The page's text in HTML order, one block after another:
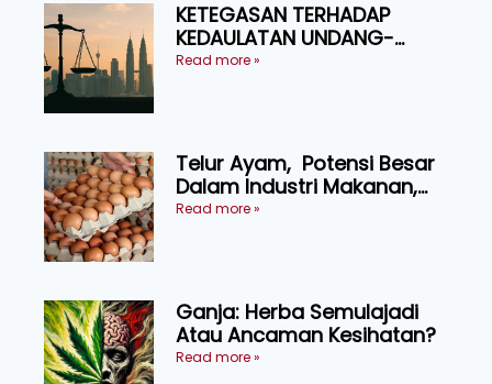
KETEGASAN TERHADAP
KEDAULATAN UNDANG-
UNDANG ASAS KEPADA
Read more »
Telur Ayam, Potensi Besar
Dalam Industri Makanan,
Kosmetik dan Penyelidikan
Read more »
Ganja: Herba Semulajadi
Atau Ancaman Kesihatan?
Read more »